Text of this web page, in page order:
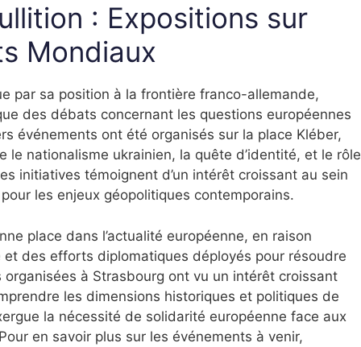
: Expositions sur
Mondiaux
par sa position à la frontière franco-allemande,
des débats concernant les questions européennes
événements ont été organisés sur la place Kléber,
nationalisme ukrainien, la quête d’identité, et le rôle
initiatives témoignent d’un intérêt croissant au sein
les enjeux géopolitiques contemporains.
place dans l’actualité européenne, en raison
des efforts diplomatiques déployés pour résoudre
à Strasbourg ont vu un intérêt croissant
les dimensions historiques et politiques de
la nécessité de solidarité européenne face aux
en savoir plus sur les événements à venir,